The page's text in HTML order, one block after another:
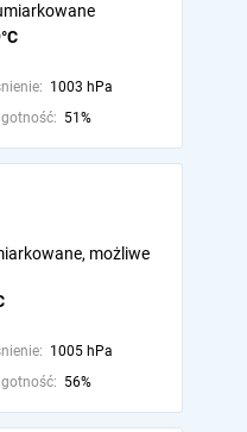
1003 hPa
51%
możliwe
1005 hPa
56%